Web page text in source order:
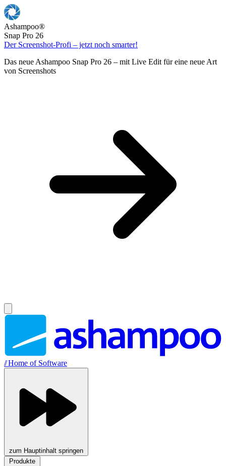
Ashampoo®
Snap Pro 26
Der Screenshot-Profi – jetzt noch smarter!
Das neue Ashampoo Snap Pro 26 – mit Live Edit für eine neue Art
von Screenshots
//Home of Software
zum Hauptinhalt springen
Produkte